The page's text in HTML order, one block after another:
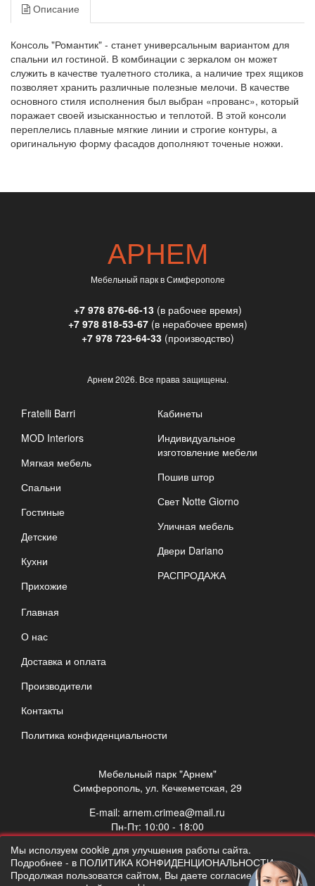
Описание
Консоль "Романтик" - станет универсальным вариантом для
спальни ил гостиной. В комбинации с зеркалом он может
служить в качестве туалетного столика, а наличие трех ящиков
позволяет хранить различные полезные мелочи. В качестве
основного стиля исполнения был выбран «прованс», который
поражает своей изысканностью и теплотой. В этой консоли
переплелись плавные мягкие линии и строгие контуры, а
оригинальную форму фасадов дополняют точеные ножки.
АРНЕМ
Мебельный парк в Симферополе
+7 978 876-66-13(в рабочее время)
+7 978 818-53-67(в нерабочее время)
+7 978 723-64-33(производство)
Арнем2026. Все права защищены.
Fratelli Barri
MOD Interiors
Мягкая мебель
Спальни
Гостиные
Детские
Кухни
Прихожие
Кабинеты
Индивидуальное
изготовление мебели
Пошив штор
Свет Notte Giorno
Уличная мебель
Двери Dariano
РАСПРОДАЖА
Главная
О нас
Доставка и оплата
Производители
Контакты
Политика конфиденциальности
Мебельный парк "Арнем"
Симферополь, ул. Кечкеметская, 29
E-mail:arnem.crimea@mail.ru
Пн-Пт: 10:00 - 18:00
Сб: 10:00 - 17:00
Вс: выходной
Мы исползуем cookie для улучшения работы сайта.
Подробнее - в ПОЛИТИКА КОНФИДЕНЦИОНАЛЬНОСТИ.
Продолжая пользоватся сайтом, Вы даете согласие на